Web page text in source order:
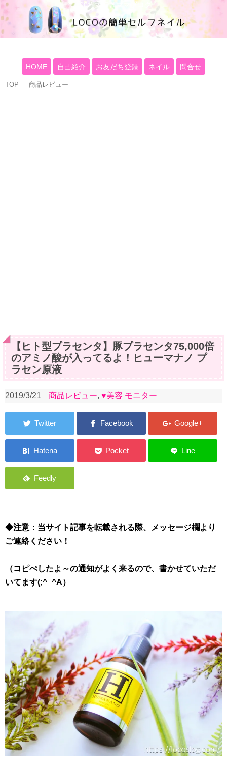
100均大好きママブログ
HOME 自己紹介 お友だち登録 ネイル 問合せ
TOP 商品レビュー
【ヒト型プラセンタ】豚プラセンタ75,000倍
のアミノ酸が入ってるよ！ヒューマナノ プ
ラセン原液
2019/3/21 商品レビュー,♥美容 モニター
◆注意：当サイト記事を転載される際、メッセージ欄より
ご連絡ください！
（コピぺしたよ～の通知がよく来るので、書かせていただ
いてます(;^_^A）